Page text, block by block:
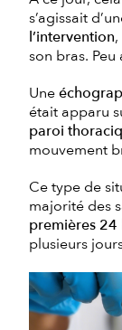
s’agissait
l’intervention
son bras.
Une
était apparu
paroi
mouvement
Ce type de
majorité des
premières 24
plusieurs